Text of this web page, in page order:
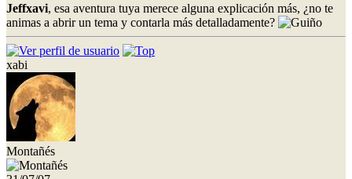
Jeffxavi, esa aventura tuya merece alguna explicación más, ¿no te
animas a abrir un tema y contarla más detalladamente?
xabi
Montañés